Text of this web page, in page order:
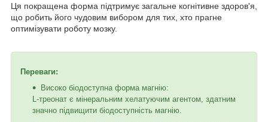
Ця покращена форма підтримує загальне когнітивне здоров'я,
що робить його чудовим вибором для тих, хто прагне
оптимізувати роботу мозку.
Переваги:
Високо біодоступна форма магнію:
L-треонат є мінеральним хелатуючим агентом, здатним
значно підвищити біодоступність магнію.